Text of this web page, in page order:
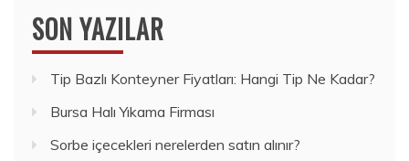
SON YAZILAR
Tip Bazlı Konteyner Fiyatları: Hangi Tip Ne Kadar?
Bursa Halı Yıkama Firması
Sorbe içecekleri nerelerden satın alınır?